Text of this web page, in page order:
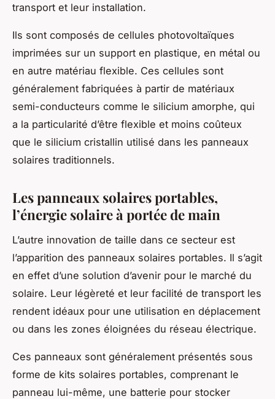
transport et leur installation.
Ils sont composés de cellules photovoltaïques
imprimées sur un support en plastique, en métal ou
en autre matériau flexible. Ces cellules sont
généralement fabriquées à partir de matériaux
semi-conducteurs comme le silicium amorphe, qui
a la particularité d’être flexible et moins coûteux
que le silicium cristallin utilisé dans les panneaux
solaires traditionnels.
Les panneaux solaires portables,
l’énergie solaire à portée de main
L’autre innovation de taille dans ce secteur est
l’apparition des panneaux solaires portables. Il s’agit
en effet d’une solution d’avenir pour le marché du
solaire. Leur légèreté et leur facilité de transport les
rendent idéaux pour une utilisation en déplacement
ou dans les zones éloignées du réseau électrique.
Ces panneaux sont généralement présentés sous
forme de kits solaires portables, comprenant le
panneau lui-même, une batterie pour stocker